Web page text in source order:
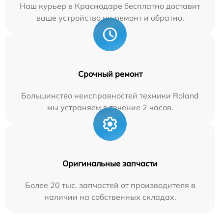
Наш курьер в Краснодаре бесплатно доставит
ваше устройство на ремонт и обратно.
Срочный ремонт
Большинство неисправностей техники Roland
мы устраняем в течение 2 часов.
Оригинальные запчасти
Более 20 тыс. запчастей от производителя в
наличии на собственных складах.